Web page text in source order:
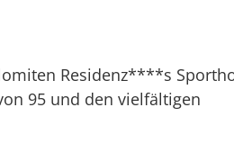
Residenz****s
95 und den vielfältigen